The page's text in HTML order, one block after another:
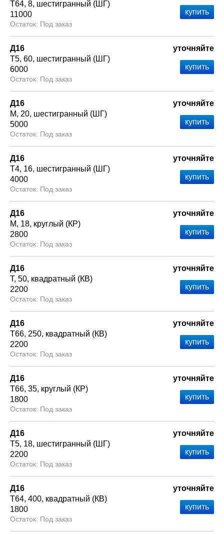
Т64 8 шестигранный (ШГ)
11000
Под заказ
Д16
Т5 60 шестигранный (ШГ)
6000
Под заказ
уточняйте
Д16
М
20 шестигранный (ШГ)
5000
Под заказ
уточняйте
Д16
Т4 16 шестигранный (ШГ)
4000
Под заказ
уточняйте
Д16
М
18 круглый (КР)
2800
Под заказ
уточняйте
Д16
Т 50 квадратный (КВ)
2200
Под заказ
уточняйте
Д16
Т66 250 квадратный (КВ)
2200
Под заказ
уточняйте
Д16
Т66 35 круглый (КР)
1800
Под заказ
уточняйте
Д16
Т5 18 шестигранный (ШГ)
2200
Под заказ
уточняйте
Д16
Т64 400 квадратный (КВ)
1800
Под заказ
уточняйте